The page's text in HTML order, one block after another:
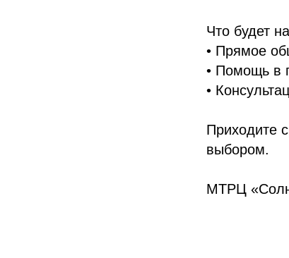
Что будет
• Прямое
• Помощь в
•
Приходите
выбором.
МТРЦ